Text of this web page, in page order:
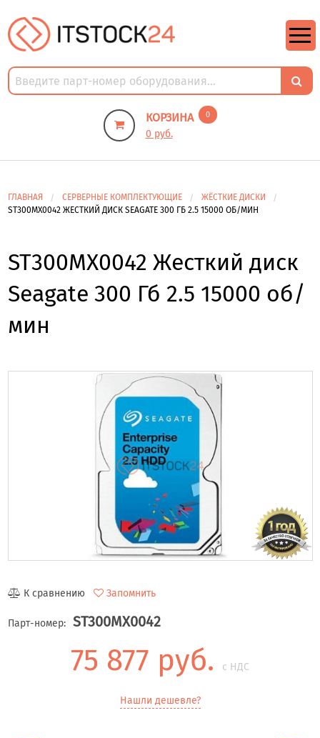
КОРЗИНА 0
0 руб.
ГЛАВНАЯ СЕРВЕРНЫЕ КОМПЛЕКТУЮЩИЕ
ЖЁСТКИЕ ДИСКИ
ST300MX0042 ЖЕСТКИЙ ДИСК SEAGATE 300 ГБ 2.5 15000 ОБ/МИН
ST300MX0042 Жесткий диск
Seagate 300 Гб 2.5 15000 об/
мин
К сравнению Запомнить
Парт-номер: ST300MX0042
75 877 руб. с НДС
Нашли дешевле?